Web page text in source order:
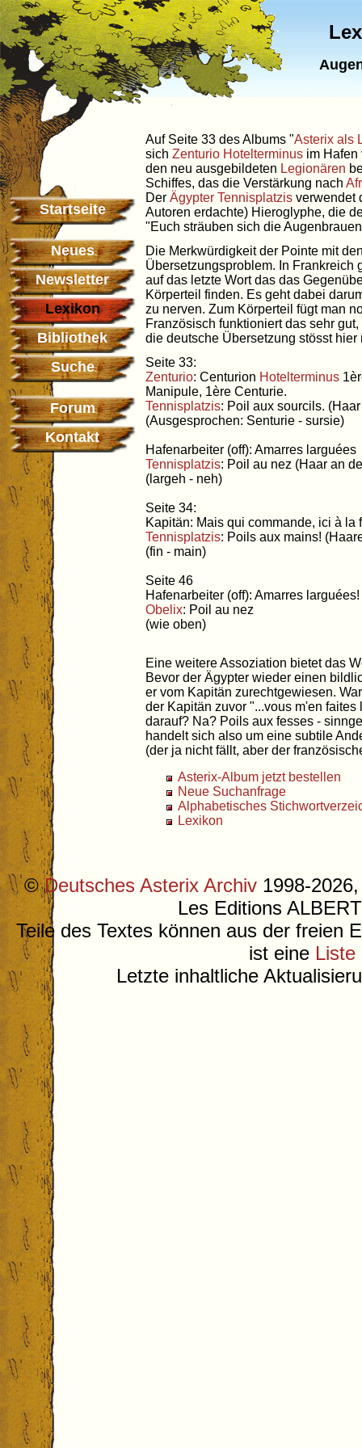
Startseite
Neues
Newsletter
Lexikon
Bibliothek
Suche
Forum
Kontakt
Auf Seite 33 des Albums "Asterix als
sich Zenturio Hotelterminus im
den neu ausgebildeten Legionären
Schiffes, das die Verstärkung nach
Der Ägypter Tennisplatzis verwendet
Autoren erdachte) Hieroglyphe, die
"Euch sträuben sich die
Die Merkwürdigkeit der Pointe mit
Übersetzungsproblem. In Frankreich
auf das letzte Wort das das
Körperteil finden. Es geht dabei
zu nerven. Zum Körperteil fügt man
Französisch funktioniert das sehr
die deutsche Übersetzung stösst
Seite 33:
Zenturio: Centurion Hotelterminus
Manipule, 1ère Centurie.
Tennisplatzis: Poil aux sourcils.
(Ausgesprochen: Senturie - sursie)
Hafenarbeiter (off): Amarres larguées
Tennisplatzis: Poil au nez (Haar an
(largeh - neh)
Seite 34:
Kapitän: Mais qui commande, ici à la
Tennisplatzis: Poils aux mains!
(fin - main)
Seite 46
Hafenarbeiter (off): Amarres larguées!
Obelix: Poil au nez
(wie oben)
Eine weitere Assoziation bietet das
Bevor der Ägypter wieder einen
er vom Kapitän zurechtgewiesen.
der Kapitän zuvor "...vous m'en
darauf? Na? Poils aux fesses -
handelt sich also um eine subtile
(der ja nicht fällt, aber der
Asterix-Album jetzt bestellen
Neue Suchanfrage
Alphabetisches
Lexikon
©Deutsches Asterix Archiv 1998-
Les Editions
Teile des Textes können aus der freien
ist eine Liste
Letzte inhaltliche